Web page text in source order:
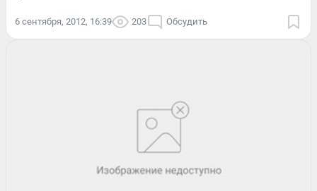
6 сентября, 2012, 16:39 203 Обсудить